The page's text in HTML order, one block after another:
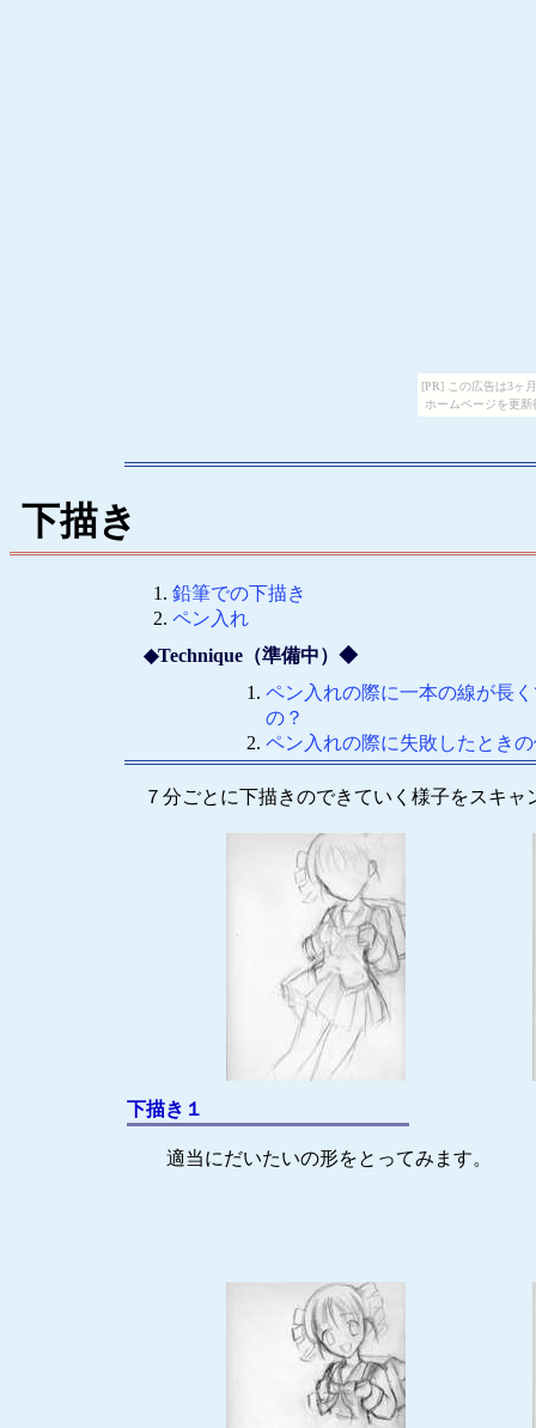
[PR] この広告は3ヶ
ホームページを更
下描き
鉛筆での下描き
ペン入れ
◆Technique（準備中）◆
ペン入れの際に一本の線が長
の？
ペン入れの際に失敗したとき
７分ごとに下描きのできていく様子をスキャ
下描き１
適当にだいたいの形をとってみます。